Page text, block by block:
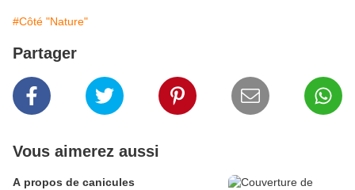
#Côté "Nature"
Partager
Vous aimerez aussi
A propos de canicules